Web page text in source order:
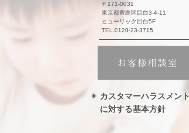
〒171-0031
東京都豊島区目白3-4-11
ヒューリック目白5F
TEL.0120-23-3715
カスタマーハラスメント
に対する基本方針